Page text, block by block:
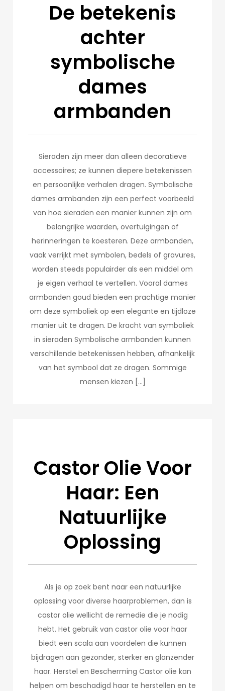
De betekenis
achter
symbolische
dames
armbanden
Sieraden zijn meer dan alleen decoratieve
accessoires; ze kunnen diepere betekenissen
en persoonlijke verhalen dragen. Symbolische
dames armbanden zijn een perfect voorbeeld
van hoe sieraden een manier kunnen zijn om
belangrijke waarden, overtuigingen of
herinneringen te koesteren. Deze armbanden,
vaak verrijkt met symbolen, bedels of gravures,
worden steeds populairder als een middel om
je eigen verhaal te vertellen. Vooral dames
armbanden goud bieden een prachtige manier
om deze symboliek op een elegante en tijdloze
manier uit te dragen. De kracht van symboliek
in sieraden Symbolische armbanden kunnen
verschillende betekenissen hebben, afhankelijk
van het symbool dat ze dragen. Sommige
mensen kiezen […]
Castor Olie Voor
Haar: Een
Natuurlijke
Oplossing
Als je op zoek bent naar een natuurlijke
oplossing voor diverse haarproblemen, dan is
castor olie wellicht de remedie die je nodig
hebt. Het gebruik van castor olie voor haar
biedt een scala aan voordelen die kunnen
bijdragen aan gezonder, sterker en glanzender
haar. Herstel en Bescherming Castor olie kan
helpen om beschadigd haar te herstellen en te